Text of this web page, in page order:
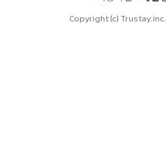
Copyright (c)